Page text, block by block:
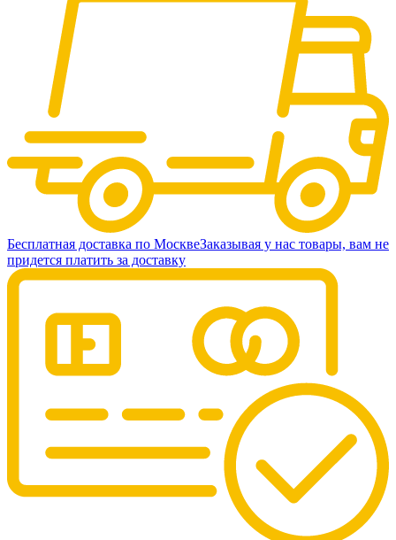
Бесплатная доставка по МосквеЗаказывая у нас товары, вам не
придется платить за доставку